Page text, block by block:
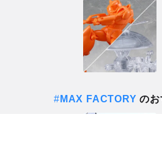
# MAX FACTORY のお